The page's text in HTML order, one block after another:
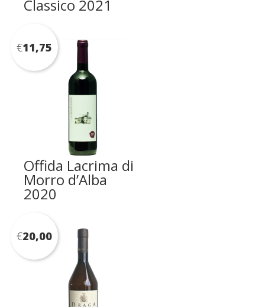
Classico 2021
Offida Lacrima di
Morro d’Alba
2020
€11,75
€20,00